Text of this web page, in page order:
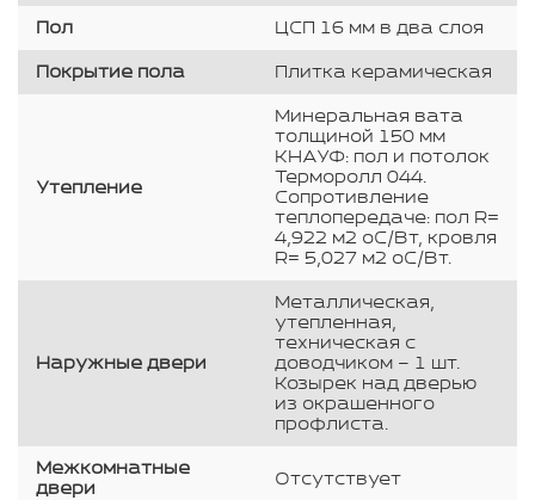
Пол ЦСП 16 мм в два слоя
Покрытие пола Плитка керамическая
Утепление
Минеральная вата
толщиной 150 мм
КНАУФ: пол и потолок
Терморолл 044.
Сопротивление
теплопередаче: пол R=
4,922 м2 оС/Вт, кровля
R= 5,027 м2 оС/Вт.
Наружные двери
Металлическая,
утепленная,
техническая с
доводчиком – 1 шт.
Козырек над дверью
из окрашенного
профлиста.
Межкомнатные
двери
Отсутствует